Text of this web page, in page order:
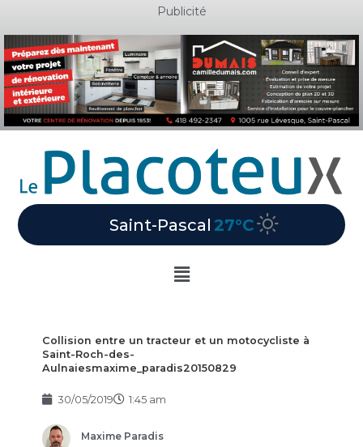
Publicité
Saint-Pascal 27°C
Main
Collision entre un tracteur et un motocycliste à
Saint-Roch-des-
Aulnaiesmaxime_paradis20150829
30/05/2019 1:45 am
Maxime Paradis